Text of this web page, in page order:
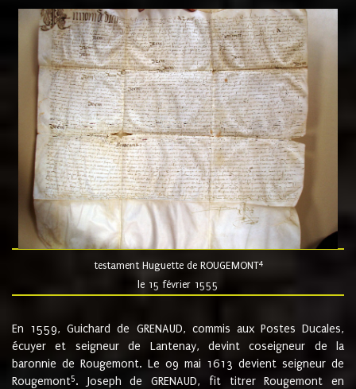
testament Huguette de ROUGEMONT4
le 15 février 1555
En 1559, Guichard de GRENAUD, commis aux Postes Ducales,
écuyer et seigneur de Lantenay, devint coseigneur de la
baronnie de Rougemont. Le 09 mai 1613 devient seigneur de
Rougemont5. Joseph de GRENAUD, fit titrer Rougemont en